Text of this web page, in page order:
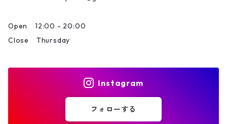
Open 12:00 - 20:00
Close Thursday
Instagram
フォローする